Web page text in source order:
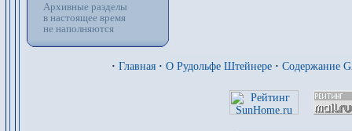
Архивные разделы
в настоящее время
не наполняются
· Главная · О Рудольфе Штейнере · Содержание